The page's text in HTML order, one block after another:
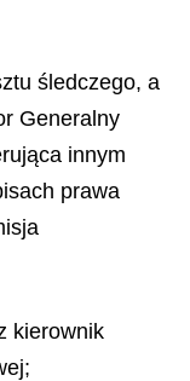
śledczego, a
Generalny
innym
prawa
kierownik